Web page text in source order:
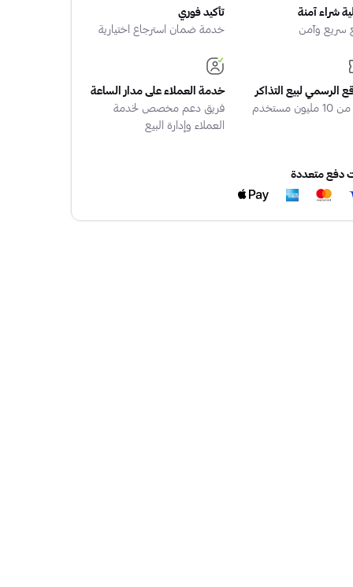
شراء آمنة
سريع وآمن
تأكيد فوري
خدمة ضمان استرجاع اختيارية
الرسمي لبيع التذاكر
مستخدم
خدمة العملاء على مدار الساعة
فريق دعم مخصص لخدمة
العملاء وإدارة البيع
دفع متعددة